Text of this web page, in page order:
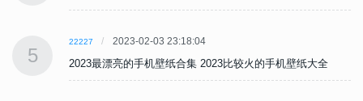
5
22227 2023-02-03 23:18:04
2023最漂亮的手机壁纸合集 2023比较火的手机壁纸大全